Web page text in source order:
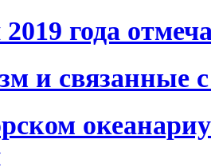
года
и связанные